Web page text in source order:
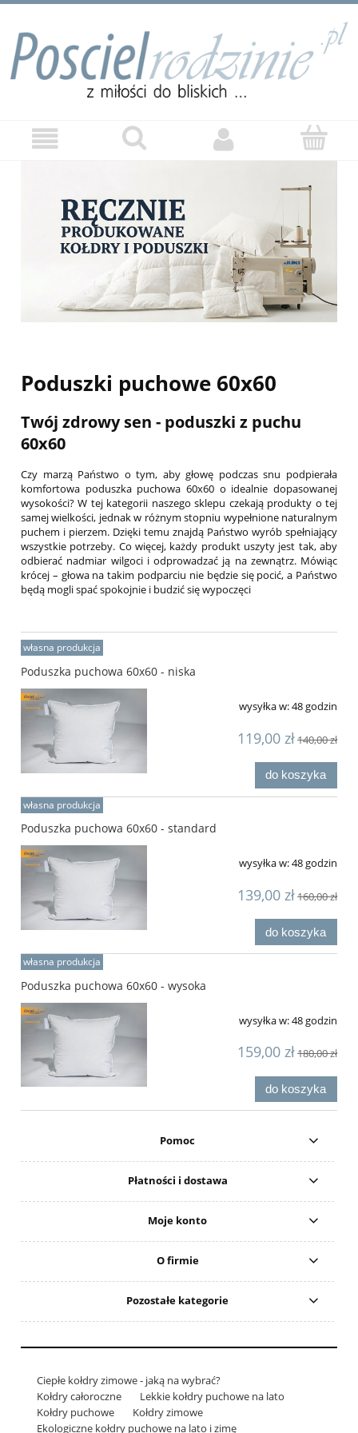
Poduszki puchowe 60x60
Twój zdrowy sen - poduszki z puchu
60x60
Czy marzą Państwo o tym, aby głowę podczas snu podpierała
komfortowa poduszka puchowa 60x60 o idealnie dopasowanej
wysokości? W tej kategorii naszego sklepu czekają produkty o tej
samej wielkości, jednak w różnym stopniu wypełnione naturalnym
puchem i pierzem. Dzięki temu znajdą Państwo wyrób spełniający
wszystkie potrzeby. Co więcej, każdy produkt uszyty jest tak, aby
odbierać nadmiar wilgoci i odprowadzać ją na zewnątrz. Mówiąc
krócej – głowa na takim podparciu nie będzie się pocić, a Państwo
będą mogli spać spokojnie i budzić się wypoczęci
Poduszka puchowa 60x60 - niska
wysyłka w:48 godzin
119,00 zł140,00 zł
do koszyka
własna produkcja
Poduszka puchowa 60x60 - standard
wysyłka w:48 godzin
139,00 zł160,00 zł
do koszyka
własna produkcja
Poduszka puchowa 60x60 - wysoka
wysyłka w:48 godzin
159,00 zł180,00 zł
do koszyka
własna produkcja
Pomoc
Płatności i dostawa
Moje konto
O firmie
Pozostałe kategorie
Ciepłe kołdry zimowe - jaką na wybrać?
Kołdry całoroczne
Lekkie kołdry puchowe na lato
Kołdry puchowe
Kołdry zimowe
Ekologiczne kołdry puchowe na lato i zimę